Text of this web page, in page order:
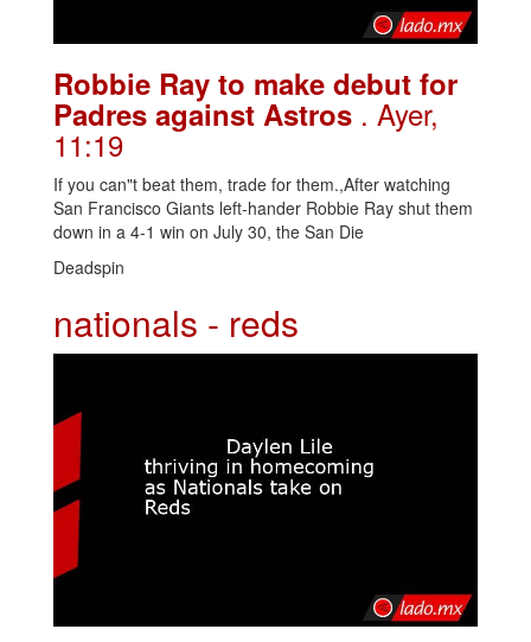
Robbie Ray to make debut for
Padres against Astros . Ayer,
11:19
If you can"t beat them, trade for them.,After watching
San Francisco Giants left-hander Robbie Ray shut them
down in a 4-1 win on July 30, the San Die
Deadspin
nationals - reds